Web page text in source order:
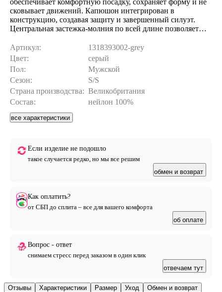
сковывает движений. Капюшон интегрирован в
конструкцию, создавая защиту и завершенный силуэт.
Центральная застежка-молния по всей длине позволяет
резинке надежно фиксируют рукава. Горизонтальная
кокетка на груди добавляет структурности лаконичному
дизайну. Минималистичный крой без лишних деталей
делает куртку универсальным верхним слоем для
повседневных комплектов. Отлично комбинируется с
базовыми футболками, свитшотами и брюками прямого
кроя.
Артикул:
1318393002-grey
Цвет:
серый
Пол:
Мужской
Сезон:
S/S
Страна производства: Великобритания
Состав:
нейлон 100%
все характеристики
Если изделие не подошло
такое случается редко, но мы все решим
обмен и возврат
Как оплатить?
от СБП до сплита – все для вашего комфорта
об оплате
Вопрос - ответ
снимаем стресс перед заказом в один клик
отвечаем тут
Отзывы Характеристики Размер Уход Обмен и возврат